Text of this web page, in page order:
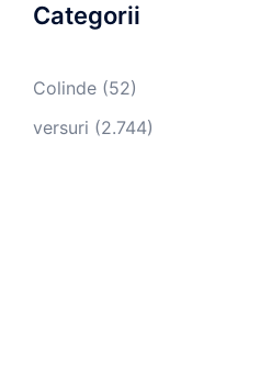
Categorii
Colinde (52)
versuri (2.744)